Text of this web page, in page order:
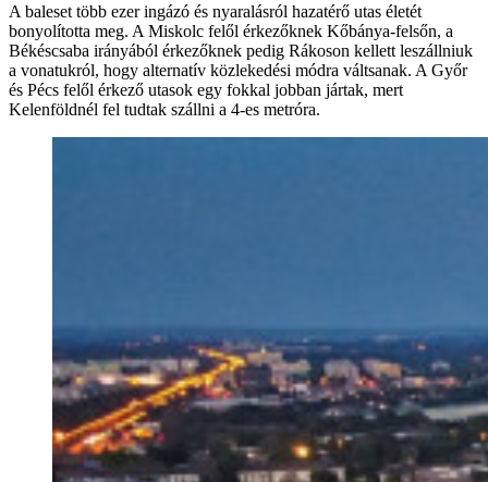
A baleset több ezer ingázó és nyaralásról hazatérő utas életét
bonyolította meg. A Miskolc felől érkezőknek Kőbánya-felsőn, a
Békéscsaba irányából érkezőknek pedig Rákoson kellett leszállniuk
a vonatukról, hogy alternatív közlekedési módra váltsanak. A Győr
és Pécs felől érkező utasok egy fokkal jobban jártak, mert
Kelenföldnél fel tudtak szállni a 4-es metróra.